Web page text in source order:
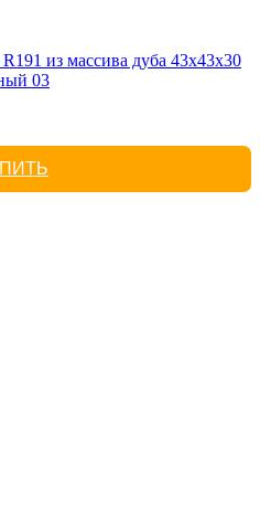
из массива дуба 43х43х30
03